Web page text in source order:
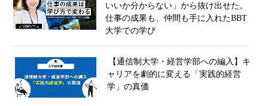
いいか分からない」から抜け出せた。
仕事の成果も、仲間も手に入れたBBT
大学での学び
【通信制大学・経営学部への編入】キ
ャリアを劇的に変える「実践的経営
学」の真価